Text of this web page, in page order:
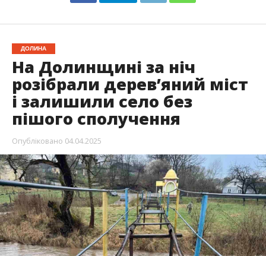
ДОЛИНА
На Долинщині за ніч
розібрали дерев’яний міст
і залишили село без
пішого сполучення
Опубліковано 04.04.2025